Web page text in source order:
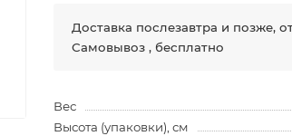
Доставка послезавтра и позже,
Самовывоз , бесплатно
Вес
Высота (упаковки), см